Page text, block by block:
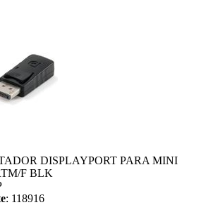
DISPLAYPORT PARA MINI
F BLK
: 118916